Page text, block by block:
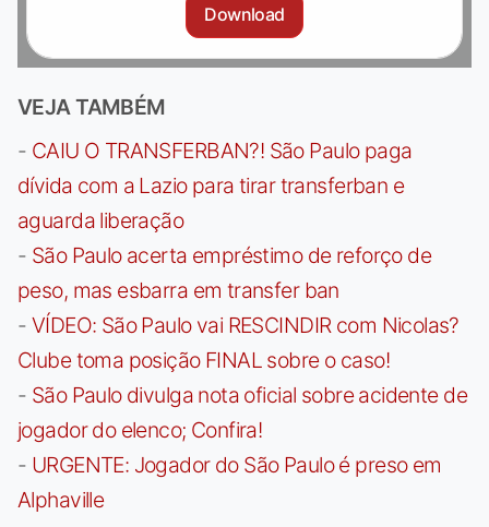
Download
VEJA TAMBÉM
- CAIU O TRANSFERBAN?! São Paulo paga
dívida com a Lazio para tirar transferban e
aguarda liberação
- São Paulo acerta empréstimo de reforço de
peso, mas esbarra em transfer ban
- VÍDEO: São Paulo vai RESCINDIR com Nicolas?
Clube toma posição FINAL sobre o caso!
- São Paulo divulga nota oficial sobre acidente de
jogador do elenco; Confira!
- URGENTE: Jogador do São Paulo é preso em
Alphaville